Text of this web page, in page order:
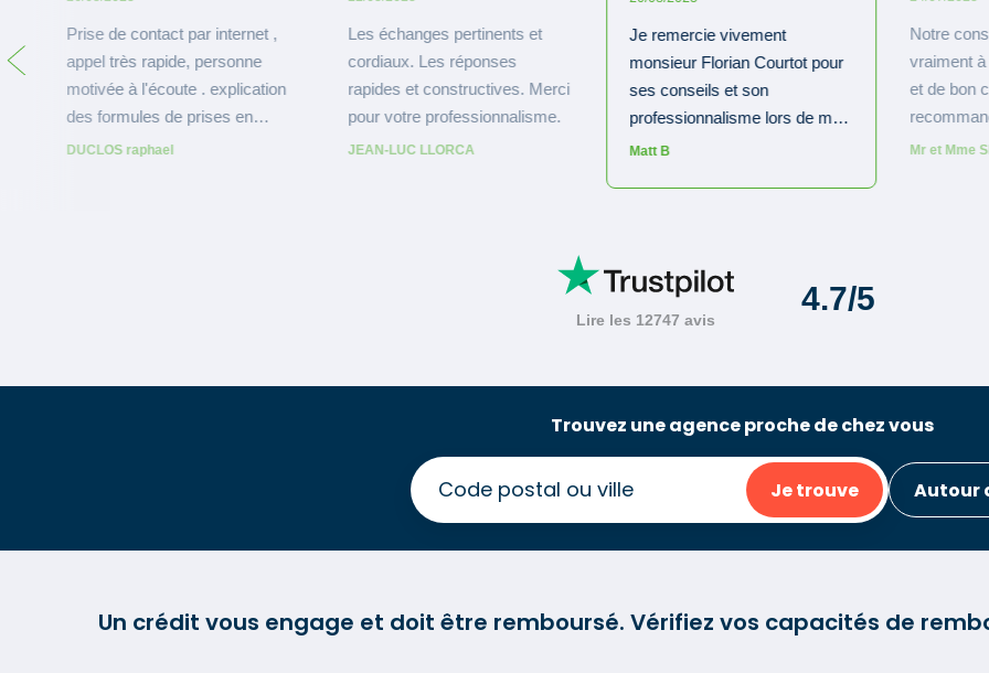
Trouvez une agence proche de chez vous
Je trouve Autour
Un crédit vous engage et doit être remboursé. Vérifiez vos capacités de